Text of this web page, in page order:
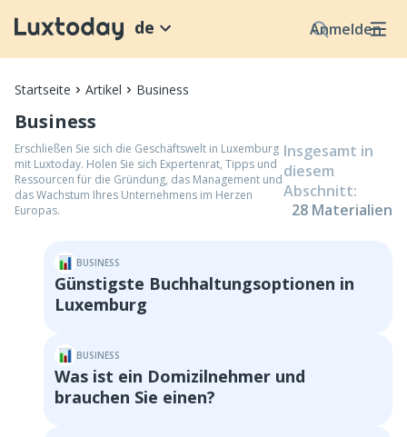
Anmelden
de
Startseite Artikel Business
Business
Erschließen Sie sich die Geschäftswelt in Luxemburg
mit Luxtoday. Holen Sie sich Expertenrat, Tipps und
Ressourcen für die Gründung, das Management und
das Wachstum Ihres Unternehmens im Herzen
Europas.
Insgesamt in
diesem
Abschnitt:
28 Materialien
BUSINESS
Günstigste Buchhaltungsoptionen in
Luxemburg
BUSINESS
Was ist ein Domizilnehmer und
brauchen Sie einen?